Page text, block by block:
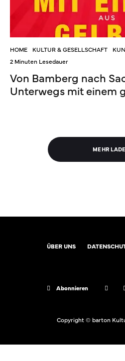
HOME KULTUR & GESELLSCHAFT
2 Minuten Lesedauer
Von Bamberg nach
Unterwegs mit einem
MEHR
ÜBER UNS
Abonnieren
Copyright © barton